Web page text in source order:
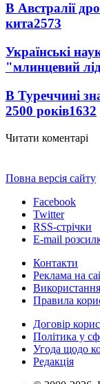
В Австралії
кита2573
Українські
"млинцевий
В Туреччині
2500 років1632
Читати коментарі
Повна версія сайту
Facebook
Twitter
RSS-стрічки
E-mail
Контакти
Реклама на
Правила
Договір
Політика у
Угода щодо
Редакція